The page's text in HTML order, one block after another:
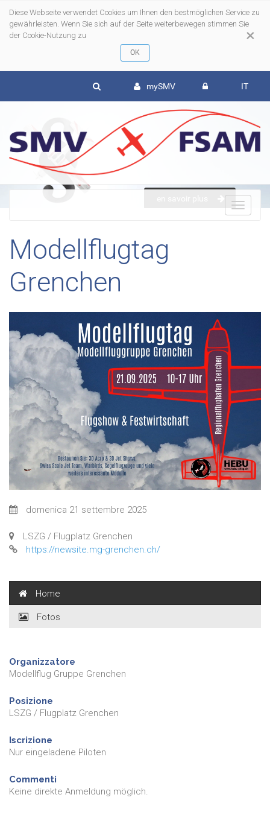
×
Diese Webseite verwendet Cookies um Ihnen den bestmöglichen Service zu
gewährleisten. Wenn Sie sich auf der Seite weiterbewegen stimmen Sie
der Cookie-Nutzung zu
mySMV IT
Modellflugtag
Grenchen
domenica 21 settembre 2025
LSZG / Flugplatz Grenchen
https://newsite.mg-grenchen.ch/
Home
Fotos
Organizzatore
Modellflug Gruppe Grenchen
Posizione
LSZG / Flugplatz Grenchen
Iscrizione
Nur eingeladene Piloten
Commenti
Keine direkte Anmeldung möglich.